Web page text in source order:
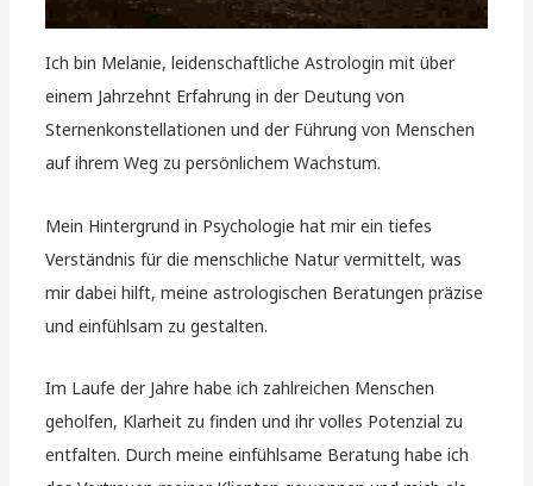
Ich bin Melanie, leidenschaftliche Astrologin mit über
einem Jahrzehnt Erfahrung in der Deutung von
Sternenkonstellationen und der Führung von Menschen
auf ihrem Weg zu persönlichem Wachstum.
Mein Hintergrund in Psychologie hat mir ein tiefes
Verständnis für die menschliche Natur vermittelt, was
mir dabei hilft, meine astrologischen Beratungen präzise
und einfühlsam zu gestalten.
Im Laufe der Jahre habe ich zahlreichen Menschen
geholfen, Klarheit zu finden und ihr volles Potenzial zu
entfalten. Durch meine einfühlsame Beratung habe ich